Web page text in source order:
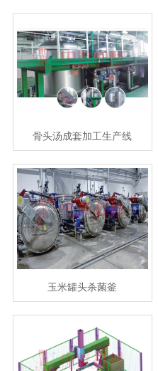
骨头汤成套加工生产线
玉米罐头杀菌釜